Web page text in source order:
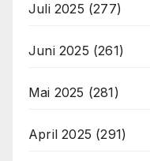
Juli 2025 (277)
Juni 2025 (261)
Mai 2025 (281)
April 2025 (291)